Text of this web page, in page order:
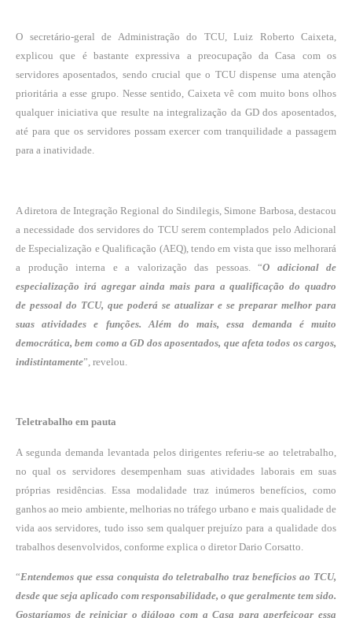
O secretário-geral de Administração do TCU, Luiz Roberto Caixeta,
explicou que é bastanteexpressiva a preocupação da Casa com os
servidores aposentados, sendo crucial que o TCUdispense uma atenção
prioritária a esse grupo. Nesse sentido, Caixeta vê com muito bons olhos
qualquer iniciativa que resulte na integralização da GD dos aposentados,
até para que os servidores possam exercer com tranquilidade a passagem
para a inatividade.
A diretora de Integração Regional do Sindilegis, Simone Barbosa, destacou
a necessidade dos servidores do TCU serem contemplados pelo Adicional
de Especialização e Qualificação (AEQ), tendo em vista que isso melhorará
a produção interna e a valorização das pessoas. “O adicional de
especialização irá agregar ainda mais para a qualificação do quadro
de pessoal do TCU, que poderá se atualizar e se preparar melhor para
suas atividades e funções. Além do mais, essa demanda é muito
democrática, bem como a GD dos aposentados, que afeta todos os cargos,
indistintamente”, revelou.
Teletrabalho em pauta
A segunda demanda levantada pelos dirigentes referiu-se ao teletrabalho,
no qual os servidores desempenham suas atividades laborais em suas
próprias residências. Essa modalidade traz inúmeros benefícios, como
ganhos ao meio ambiente, melhorias no tráfego urbano e mais qualidade de
vida aos servidores, tudo isso sem qualquer prejuízo para a qualidade dos
trabalhos desenvolvidos, conforme explica o diretor Dario Corsatto.
“Entendemos que essa conquista do teletrabalho traz benefícios ao TCU,
desde que seja aplicado com responsabilidade, o que geralmente tem sido.
Gostaríamos de reiniciar o diálogo com a Casa para aperfeiçoar essa